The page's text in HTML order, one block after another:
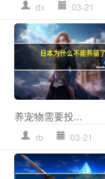
dx 03-21
养宠物需要投...
rb 03-21